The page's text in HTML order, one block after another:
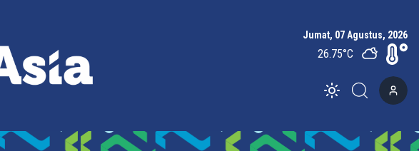
Jumat, 07 Agustus, 2026
26.75°C
Toggle theme